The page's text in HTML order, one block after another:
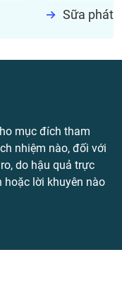
Sữa phát
mục đích tham
nhiệm nào, đối với
do hậu quả trực
hoặc lời khuyên nào